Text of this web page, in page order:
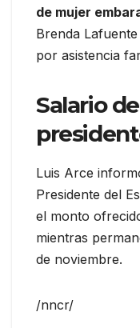
de mujer
Brenda
por asistencia
Salario
Luis Arce
Presidente del
el monto
mientras
de noviembre.
/nncr/